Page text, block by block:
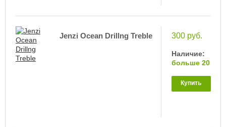
Jenzi Ocean Drillng Treble 300 руб.
Наличие:
больше 20
Купить